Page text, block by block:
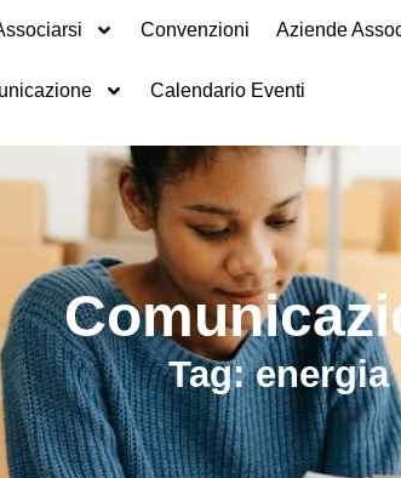
Convenzioni Aziende
Calendario Eventi
Tag: energia